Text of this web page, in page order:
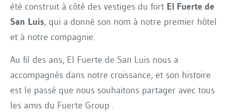
été construit à côté des vestiges du fort El Fuerte de
San Luis, qui a donné son nom à notre premier hôtel
et à notre compagnie.
Au fil des ans, El Fuerte de San Luis nous a
accompagnés dans notre croissance, et son histoire
est le passé que nous souhaitons partager avec tous
les amis du Fuerte Group .